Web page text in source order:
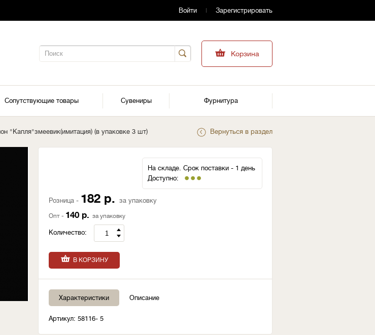
Войти Зарегистрировать
Корзина
Сопутствующие товары Сувениры Фурнитура
"Капля"змеевик(имитация) (в упаковке 3 шт) Вернуться в раздел
На складе. Срок поставки - 1 день
Доступно:
Розница - 182 р. за упаковку
Опт - 140 р. за упаковку
Количество:
В КОРЗИНУ
Характеристики Описание
Артикул: 58116- 5